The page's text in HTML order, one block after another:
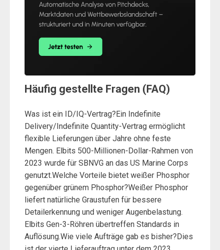
Häufig gestellte Fragen (FAQ)
Was ist ein ID/IQ-Vertrag?Ein Indefinite
Delivery/Indefinite Quantity-Vertrag ermöglicht
flexible Lieferungen über Jahre ohne feste
Mengen. Elbits 500-Millionen-Dollar-Rahmen von
2023 wurde für SBNVG an das US Marine Corps
genutzt.Welche Vorteile bietet weißer Phosphor
gegenüber grünem Phosphor?Weißer Phosphor
liefert natürliche Graustufen für bessere
Detailerkennung und weniger Augenbelastung.
Elbits Gen-3-Röhren übertreffen Standards in
Auflösung.Wie viele Aufträge gab es bisher?Dies